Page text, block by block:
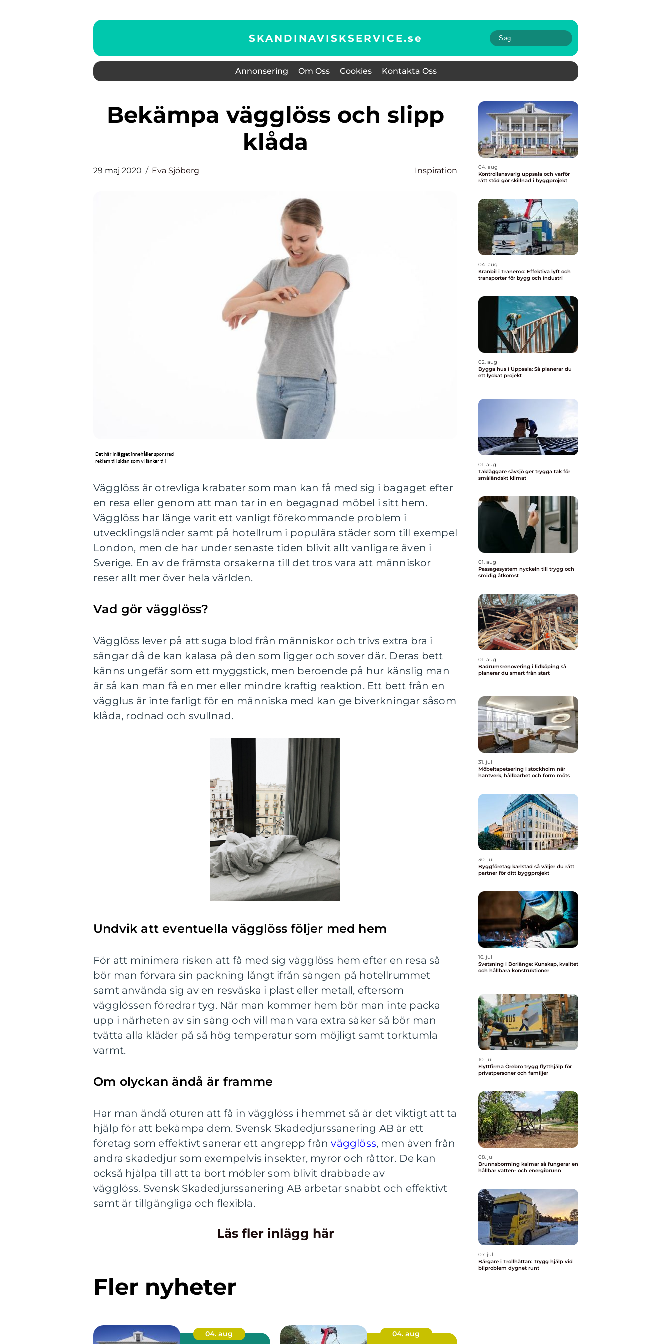
SKANDINAVISKSERVICE.se
Annonsering Om Oss Cookies Kontakta Oss
Bekämpa vägglöss och slipp
klåda
29 maj 2020 Eva Sjöberg Inspiration
Vägglöss är otrevliga krabater som man kan få med sig i bagaget efter
en resa eller genom att man tar in en begagnad möbel i sitt hem.
Vägglöss har länge varit ett vanligt förekommande problem i
utvecklingsländer samt på hotellrum i populära städer som till exempel
London, men de har under senaste tiden blivit allt vanligare även i
Sverige. En av de främsta orsakerna till det tros vara att människor
reser allt mer över hela världen.
Vad gör vägglöss?
Vägglöss lever på att suga blod från människor och trivs extra bra i
sängar då de kan kalasa på den som ligger och sover där. Deras bett
känns ungefär som ett myggstick, men beroende på hur känslig man
är så kan man få en mer eller mindre kraftig reaktion. Ett bett från en
vägglus är inte farligt för en människa med kan ge biverkningar såsom
klåda, rodnad och svullnad.
Undvik att eventuella vägglöss följer med hem
För att minimera risken att få med sig vägglöss hem efter en resa så
bör man förvara sin packning långt ifrån sängen på hotellrummet
samt använda sig av en resväska i plast eller metall, eftersom
vägglössen föredrar tyg. När man kommer hem bör man inte packa
upp i närheten av sin säng och vill man vara extra säker så bör man
tvätta alla kläder på så hög temperatur som möjligt samt torktumla
varmt.
Om olyckan ändå är framme
Har man ändå oturen att få in vägglöss i hemmet så är det viktigt att ta
hjälp för att bekämpa dem. Svensk Skadedjurssanering AB är ett
företag som effektivt sanerar ett angrepp frånvägglöss, men även från
andra skadedjur som exempelvis insekter, myror och råttor. De kan
också hjälpa till att ta bort möbler som blivit drabbade av
vägglöss. Svensk Skadedjurssanering AB arbetar snabbt och effektivt
samt är tillgängliga och flexibla.
Läs fler inlägg här
Fler nyheter
04. aug
04. aug
04. aug
Kontrollansvarig uppsala och varför
rätt stöd gör skillnad i byggprojekt
04. aug
Kranbil i Tranemo: Effektiva lyft och
transporter för bygg och industri
02. aug
Bygga hus i Uppsala: Så planerar du
ett lyckat projekt
01. aug
Takläggare sävsjö ger trygga tak för
småländskt klimat
01. aug
Passagesystem nyckeln till trygg och
smidig åtkomst
01. aug
Badrumsrenovering i lidköping så
planerar du smart från start
31. jul
Möbeltapetsering i stockholm när
hantverk, hållbarhet och form möts
30. jul
Byggföretag karlstad så väljer du rätt
partner för ditt byggprojekt
16. jul
Svetsning i Borlänge: Kunskap, kvalitet
och hållbara konstruktioner
10. jul
Flyttfirma Örebro trygg flytthjälp för
privatpersoner och familjer
08. jul
Brunnsborrning kalmar så fungerar en
hållbar vatten- och energibrunn
07. jul
Bärgare i Trollhättan: Trygg hjälp vid
bilproblem dygnet runt